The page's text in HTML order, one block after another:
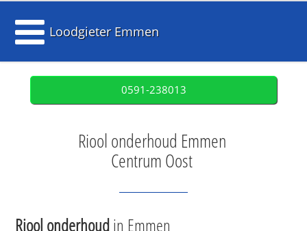
Loodgieter Emmen
0591-238013
Riool onderhoud Emmen
Centrum Oost
Riool onderhoudin Emmen